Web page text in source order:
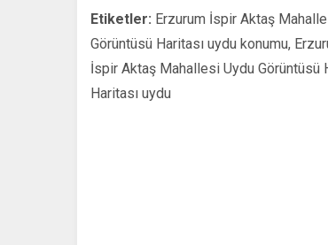
Etiketler: Erzurum İspir Aktaş
Görüntüsü Haritası uydu konumu,
İspir Aktaş Mahallesi Uydu Görüntüsü
Haritası uydu